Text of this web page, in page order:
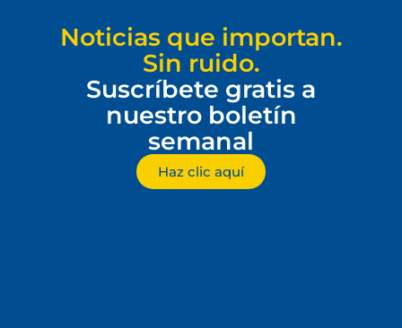
Noticias que importan.
Sin ruido.
Suscríbete gratis a
nuestro boletín
semanal
Haz clic aquí